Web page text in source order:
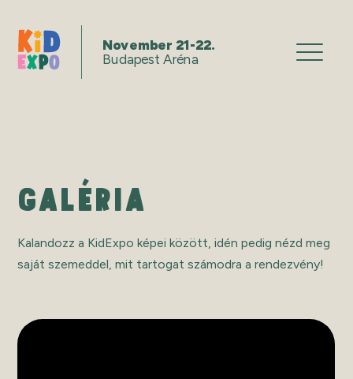
November 21-22.
Budapest Aréna
GALÉRIA
Kalandozz a KidExpo képei között, idén pedig nézd meg
saját szemeddel, mit tartogat számodra a rendezvény!